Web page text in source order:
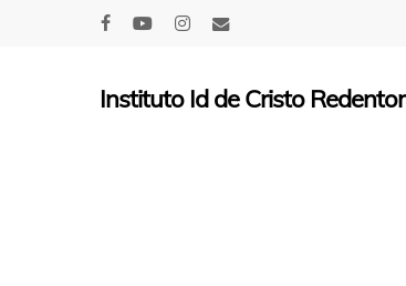
Instituto Id de Cristo Redentor